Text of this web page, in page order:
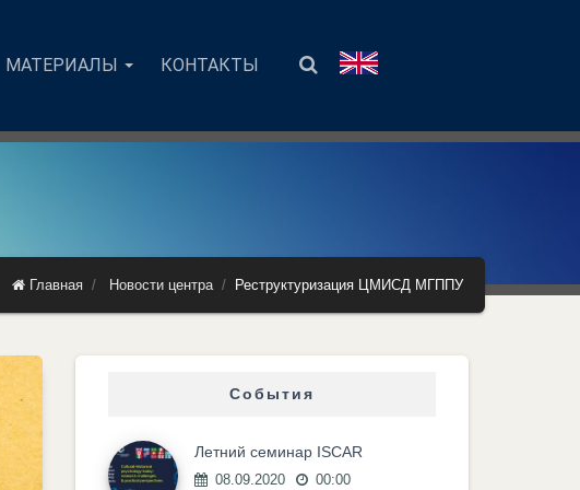
МАТЕРИАЛЫ КОНТАКТЫ
Главная Новости центра Реструктуризация ЦМИСД МГППУ
События
Летний семинар ISCAR
08.09.2020 00:00